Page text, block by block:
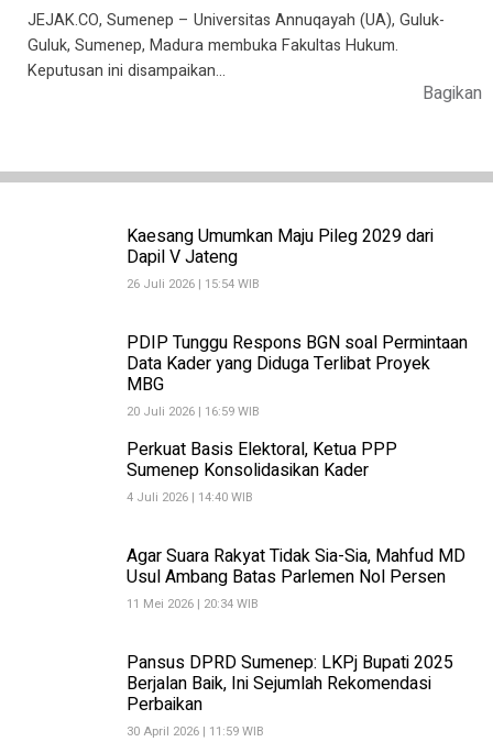
Kaesang Umumkan Maju Pileg 2029 dari
Dapil V Jateng
26 Juli 2026 | 15:54 WIB
PDIP Tunggu Respons BGN soal Permintaan
Data Kader yang Diduga Terlibat Proyek
MBG
20 Juli 2026 | 16:59 WIB
Perkuat Basis Elektoral, Ketua PPP
Sumenep Konsolidasikan Kader
4 Juli 2026 | 14:40 WIB
Agar Suara Rakyat Tidak Sia-Sia, Mahfud MD
Usul Ambang Batas Parlemen Nol Persen
11 Mei 2026 | 20:34 WIB
Pansus DPRD Sumenep: LKPj Bupati 2025
Berjalan Baik, Ini Sejumlah Rekomendasi
Perbaikan
30 April 2026 | 11:59 WIB
JEJAK.CO, Sumenep – Universitas Annuqayah (UA), Guluk-
Guluk, Sumenep, Madura membuka Fakultas Hukum.
Keputusan ini disampaikan…
Bagikan